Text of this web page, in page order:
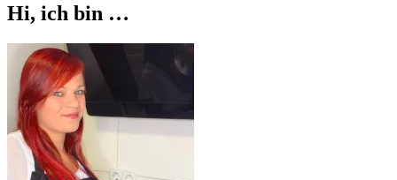
Hi, ich bin …